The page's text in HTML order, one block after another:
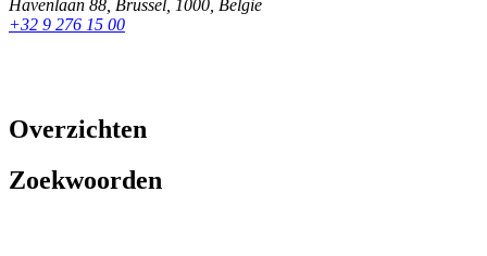
Havenlaan 88 Brussel 1000 België
+32 9 276 15 00
Overzichten
Zoekwoorden